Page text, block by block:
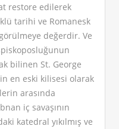
restore edilerek
tarihi ve Romanesk
değerdir. Ve
bilinen St. George
en eski kilisesi olarak
arasında
iç savaşının
katedral yıkılmış ve